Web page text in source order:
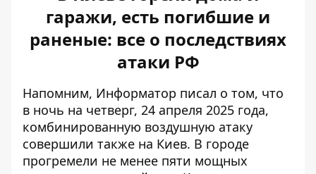
гаражи, есть погибшие и
раненые: все о последствиях
атаки РФ
Напомним, Информатор писал о том, что
в ночь на четверг, 24 апреля 2025 года,
комбинированную воздушную атаку
совершили также на Киев. В городе
прогремели не менее пяти мощных